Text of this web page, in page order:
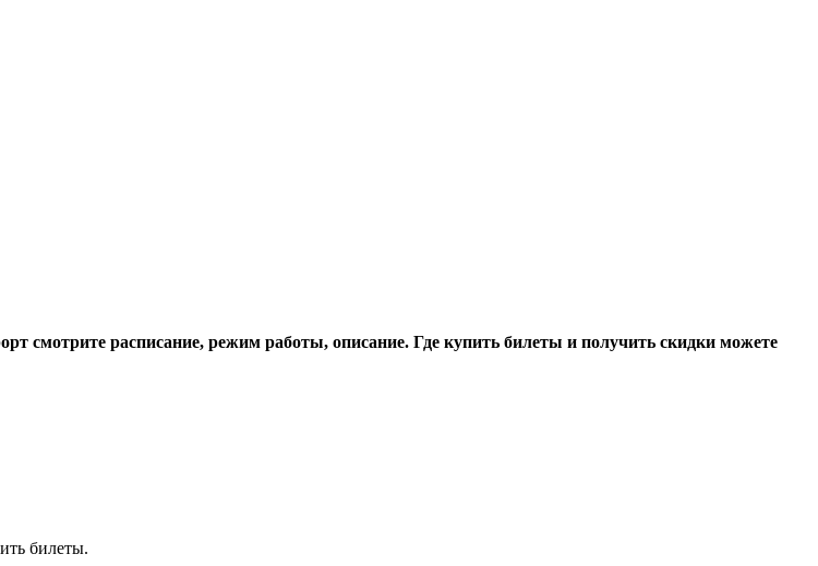
смотрите расписание, режим работы, описание. Где купить билеты и получить скидки можете
билеты.